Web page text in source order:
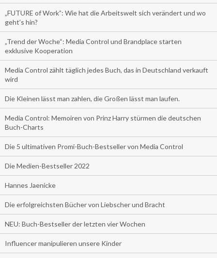
„FUTURE of Work”: Wie hat die Arbeitswelt sich verändert und wo
geht’s hin?
„Trend der Woche“: Media Control und Brandplace starten
exklusive Kooperation
Media Control zählt täglich jedes Buch, das in Deutschland verkauft
wird
Die Kleinen lässt man zahlen, die Großen lässt man laufen.
Media Control: Memoiren von Prinz Harry stürmen die deutschen
Buch-Charts
Die 5 ultimativen Promi-Buch-Bestseller von Media Control
Die Medien-Bestseller 2022
Hannes Jaenicke
Die erfolgreichsten Bücher von Liebscher und Bracht
NEU: Buch-Bestseller der letzten vier Wochen
Influencer manipulieren unsere Kinder